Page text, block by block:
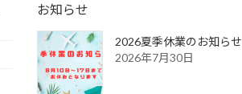
お知らせ
2026夏季休業のお知らせ
2026年7月30日